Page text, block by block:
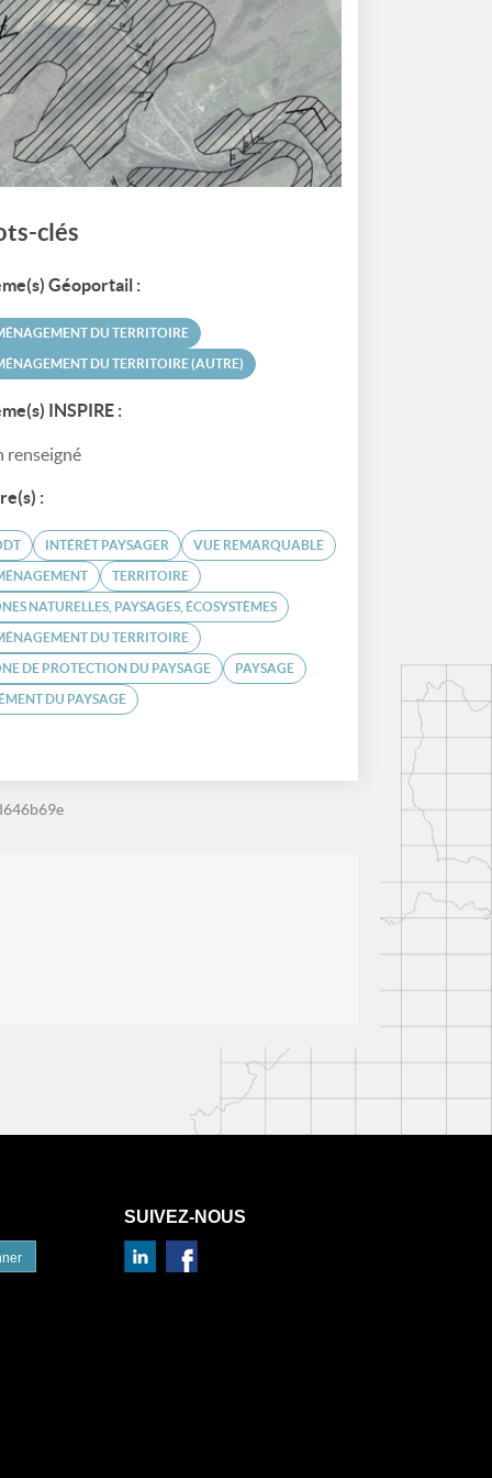
clés
Géoportail :
DU TERRITOIRE
DU TERRITOIRE (AUTRE)
INSPIRE :
renseigné
:
INTÉRÊT PAYSAGER VUE REMARQUABLE
TERRITOIRE
NATURELLES, PAYSAGES, ÉCOSYSTÈMES
DU TERRITOIRE
DE PROTECTION DU PAYSAGE PAYSAGE
DU PAYSAGE
SUIVEZ-NOUS